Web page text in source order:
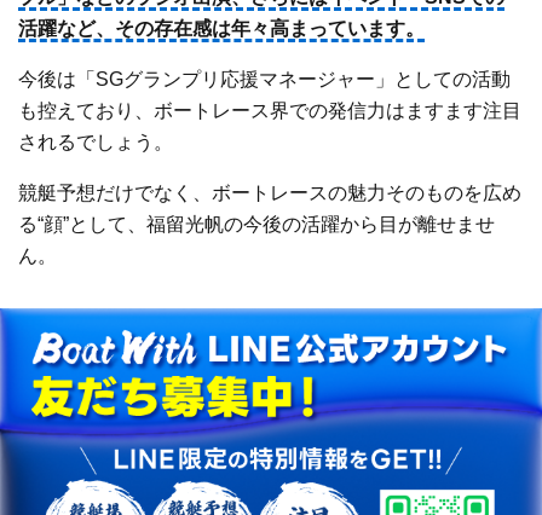
活躍など、その存在感は年々高まっています。
今後は「SGグランプリ応援マネージャー」としての活動
も控えており、ボートレース界での発信力はますます注目
されるでしょう。
競艇予想だけでなく、ボートレースの魅力そのものを広め
る“顔”として、福留光帆の今後の活躍から目が離せませ
ん。